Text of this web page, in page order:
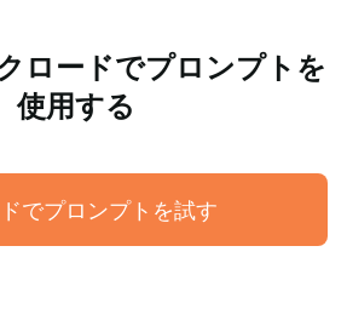
ロードでプロンプトを
使用する
でプロンプトを試す